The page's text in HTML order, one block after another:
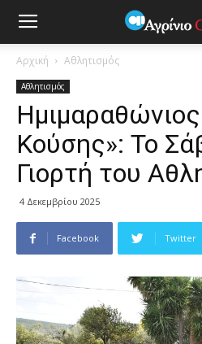
Αρχική Αθλητισμός
Αθλητισμός
Κούσης»: To
Γιορτή του
4 Δεκεμβρίου 2025
Facebook Twitter